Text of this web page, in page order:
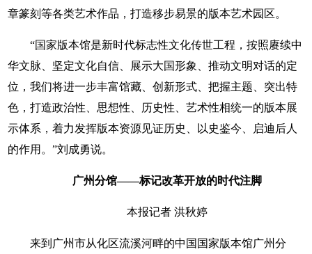
章篆刻等各类艺术作品，打造移步易景的版本艺术园区。
“国家版本馆是新时代标志性文化传世工程，按照赓续中
华文脉、坚定文化自信、展示大国形象、推动文明对话的定
位，我们将进一步丰富馆藏、创新形式、把握主题、突出特
色，打造政治性、思想性、历史性、艺术性相统一的版本展
示体系，着力发挥版本资源见证历史、以史鉴今、启迪后人
的作用。”刘成勇说。
广州分馆——标记改革开放的时代注脚
本报记者 洪秋婷
来到广州市从化区流溪河畔的中国国家版本馆广州分